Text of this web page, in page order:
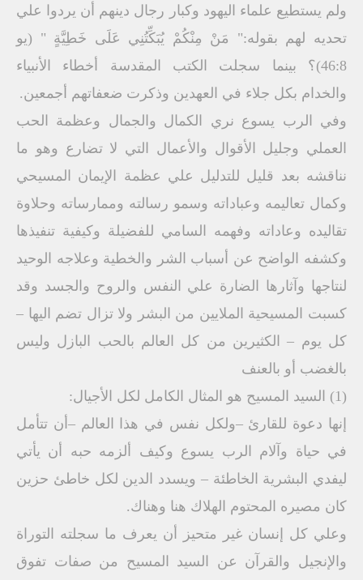
ولم يستطيع علماء اليهود وكبار رجال دينهم أن يردوا علي
تحديه لهم بقوله:" مَنْ مِنْكُمْ يُبَكِّتُنِي عَلَى خَطِيَّةٍ " (يو
46:8)؟ بينما سجلت الكتب المقدسة أخطاء الأنبياء
والخدام بكل جلاء في العهدين وذكرت ضعفاتهم أجمعين.
وفي الرب يسوع نري الكمال والجمال وعظمة الحب
العملي وجليل الأقوال والأعمال التي لا تضارع وهو ما
نناقشه بعد قليل للتدليل علي عظمة الإيمان المسيحي
وكمال تعاليمه وعباداته وسمو رسالته وممارساته وحلاوة
تقاليده وعاداته وفهمه السامي للفضيلة وكيفية تنفيذها
وكشفه الواضح عن أسباب الشر والخطية وعلاجه الوحيد
لنتاجها وآثارها الضارة علي النفس والروح والجسد وقد
كسبت المسيحية الملايين من البشر ولا تزال تضم اليها –
كل يوم – الكثيرين من كل العالم بالحب البازل وليس
بالغضب أو بالعنف
(1) السيد المسيح هو المثال الكامل لكل الأجيال:
إنها دعوة للقارئ –ولكل نفس في هذا العالم –أن تتأمل
في حياة وآلام الرب يسوع وكيف ألزمه حبه أن يأتي
ليفدي البشرية الخاطئة – ويسدد الدين لكل خاطئ حزين
كان مصيره المحتوم الهلاك هنا وهناك.
وعلي كل إنسان غير متحيز أن يعرف ما سجلته التوراة
والإنجيل والقرآن عن السيد المسيح من صفات تفوق